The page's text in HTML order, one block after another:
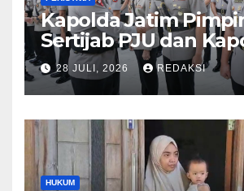
Kapolda Jatim
Sertijab PJU dan
Perkuat Regenerasi
Kepemimpinan dan
Pelayanan Presisi
28 JULI, 2026 REDAKSI
HUKUM